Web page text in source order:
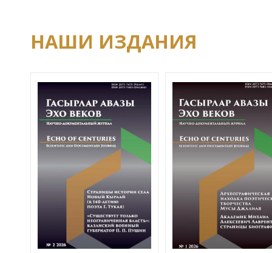
НАШИ ИЗДАНИЯ